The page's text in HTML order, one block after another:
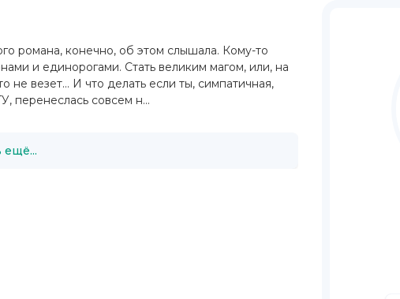
романа, конечно, об этом слышала. Кому-то
и единорогами. Стать великим магом, или, на
везет... И что делать если ты, симпатичная,
перенеслась совсем н...
ещё...